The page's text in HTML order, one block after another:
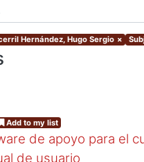
Hernández, Hugo Sergio ×
Add to my list
de apoyo para el
de usuario